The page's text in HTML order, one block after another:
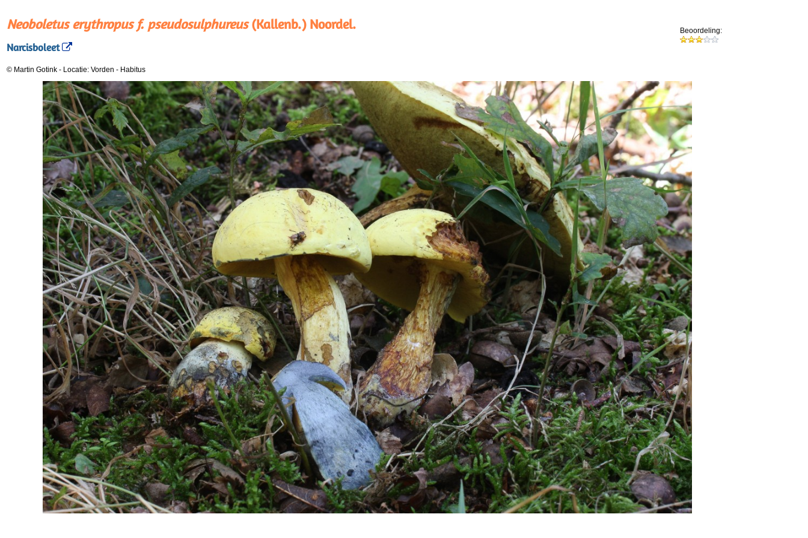
Neoboletus erythropus f. pseudosulphureus(Kallenb.) Noordel.
Narcisboleet
Beoordeling:
© Martin Gotink - Locatie: Vorden - Habitus